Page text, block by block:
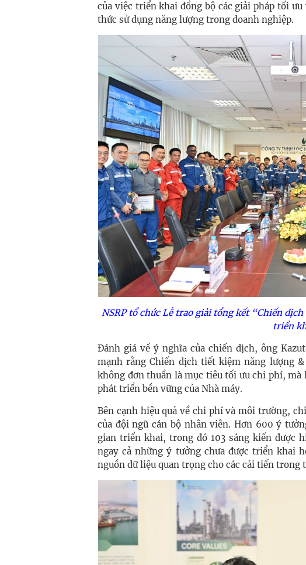
của việc triển khai đồng bộ các giải pháp tối
thức sử dụng năng lượng trong doanh nghiệp.
NSRP tổ chức Lễ trao giải tổng kết “Chiến
triển
Đánh giá về ý nghĩa của chiến dịch, ông
mạnh rằng Chiến dịch tiết kiệm năng lượng
không đơn thuần là mục tiêu tối ưu chi phí,
phát triển bền vững của Nhà máy.
Bên cạnh hiệu quả về chi phí và môi trường,
của đội ngũ cán bộ nhân viên. Hơn 600 ý
gian triển khai, trong đó 103 sáng kiến được
ngay cả những ý tưởng chưa được triển khai
nguồn dữ liệu quan trọng cho các cải tiến trong